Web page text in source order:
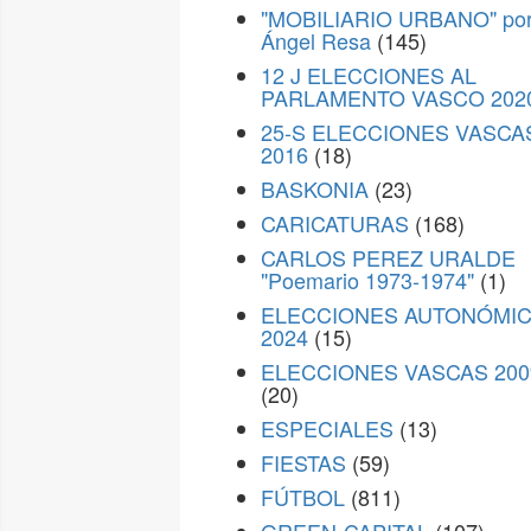
"MOBILIARIO URBANO"
Ángel Resa (145)
12 J ELECCIONES AL
PARLAMENTO VASCO
25-S ELECCIONES
2016 (18)
BASKONIA (23)
CARICATURAS (168)
CARLOS PEREZ URALDE
"Poemario 1973-1974" (1)
ELECCIONES
2024 (15)
ELECCIONES VASCAS
(20)
ESPECIALES (13)
FIESTAS (59)
FÚTBOL (811)